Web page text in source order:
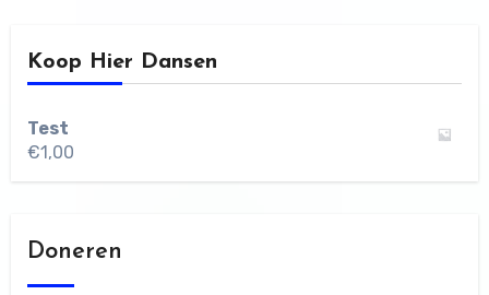
Koop Hier Dansen
Test
€1,00
Doneren